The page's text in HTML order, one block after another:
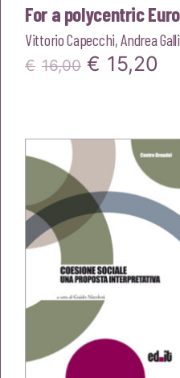
For a polycentric
Vittorio Capecchi,Andrea
€ 16,00 Il
era:
€16,00.
€ 15,20
è: